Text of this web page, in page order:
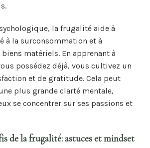
la frugalité aide à
à la surconsommation et à
matériels. En apprenant à
possédez déjà, vous cultivez un
et de gratitude. Cela peut
plus grande clarté mentale,
se concentrer sur ses passions et
de la frugalité: astuces et mindset